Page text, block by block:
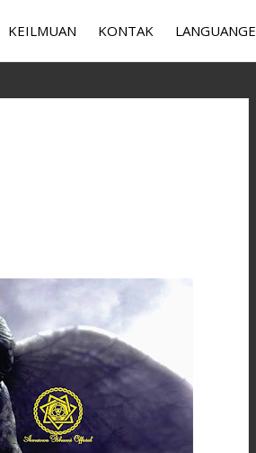
KEILMUAN KONTAK LANGUANGE